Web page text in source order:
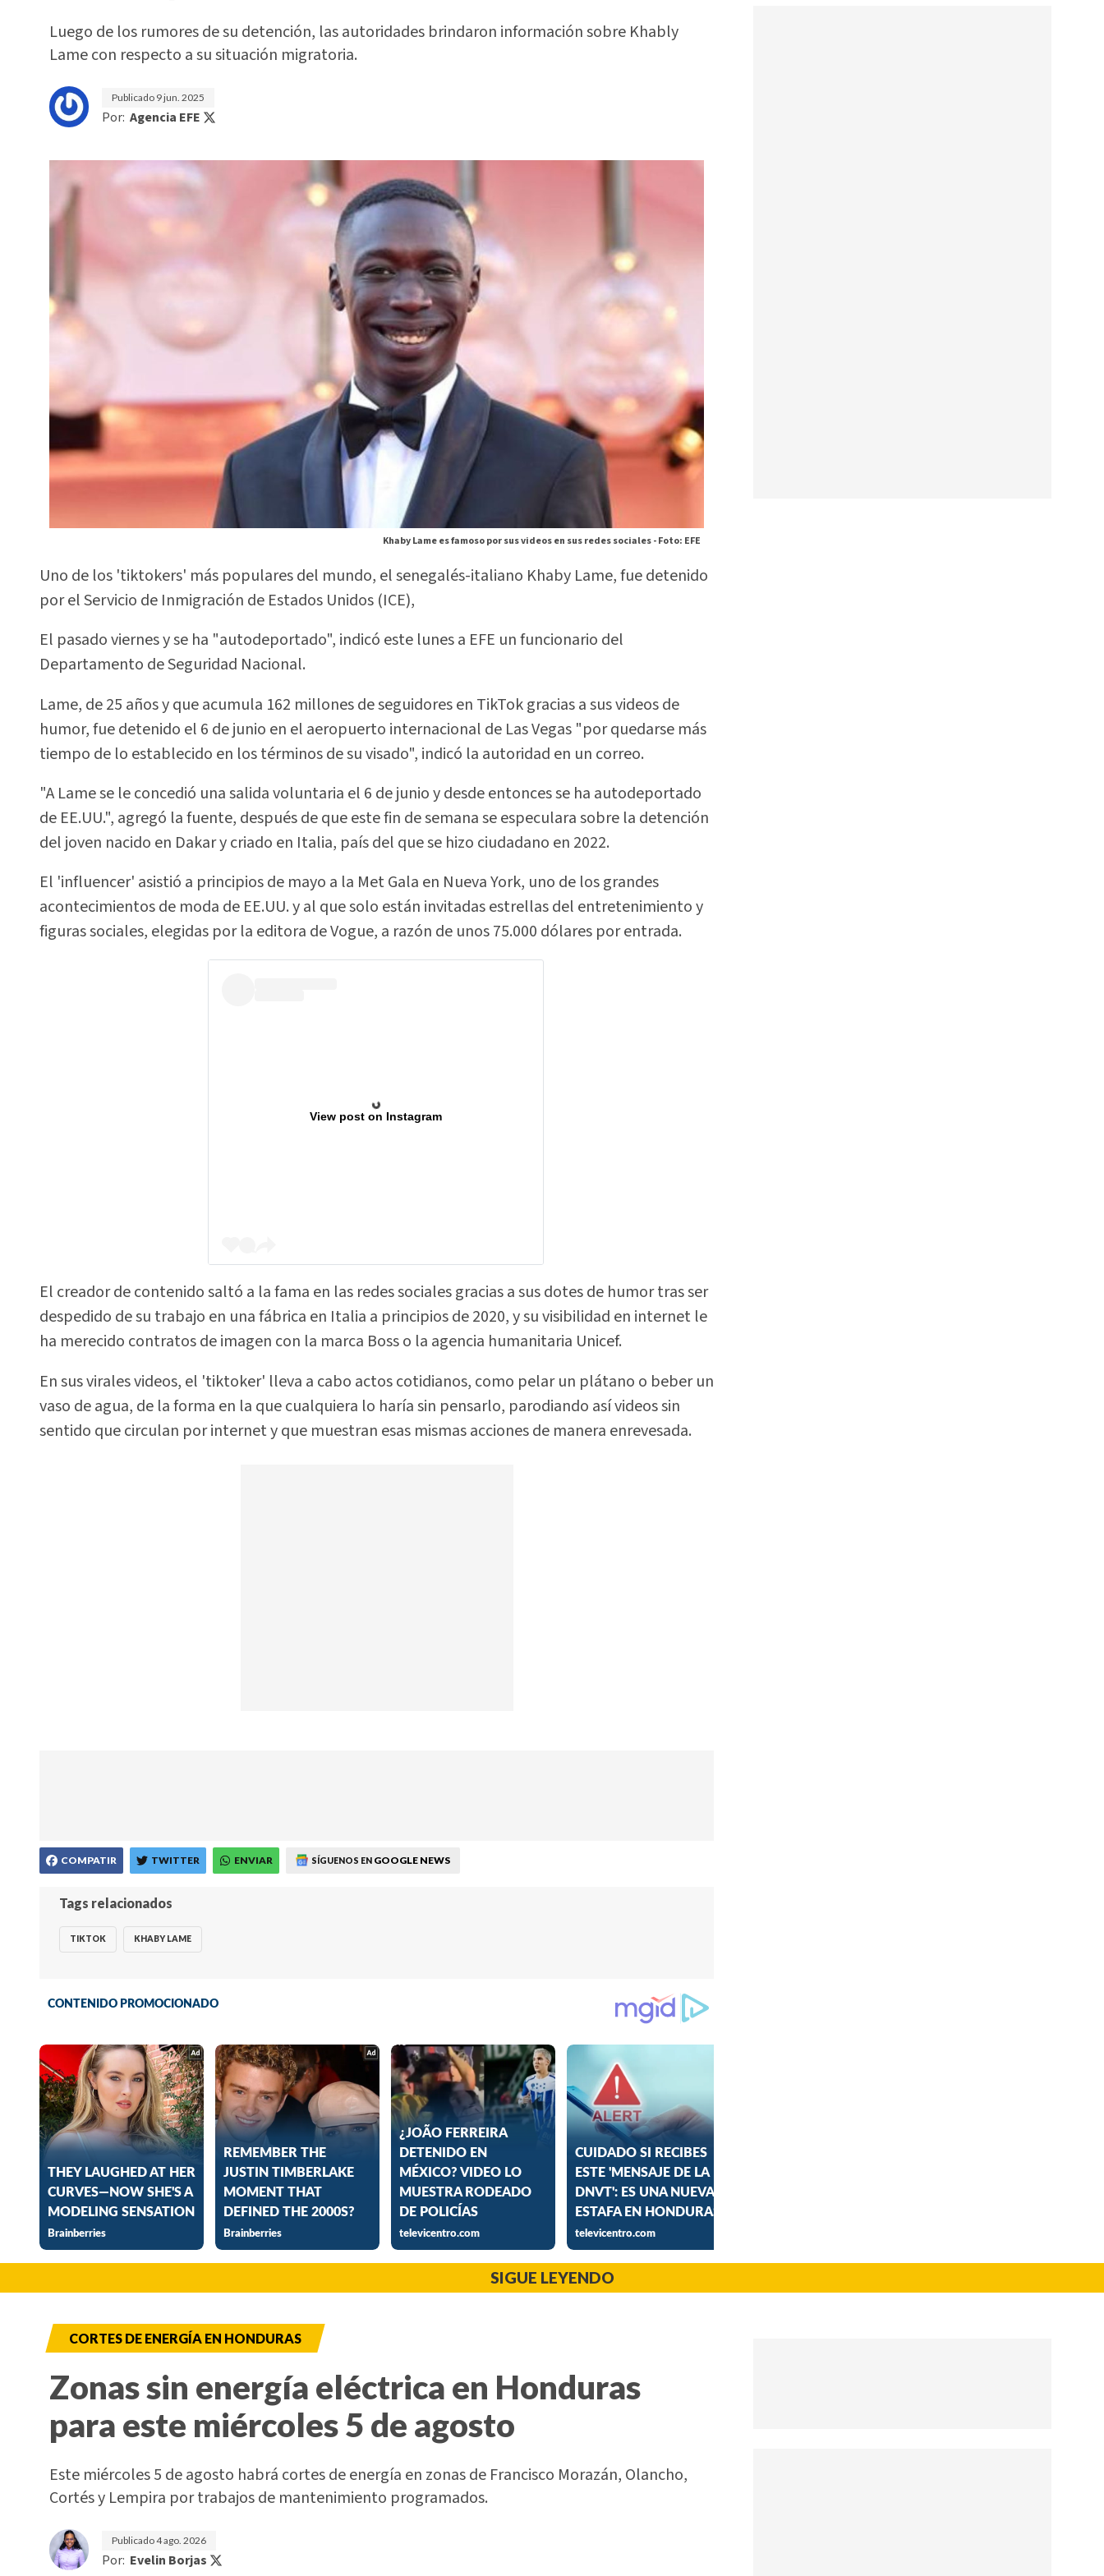
Luego de los rumores de su detención, las autoridades brindaron información sobre Khably
Lame con respecto a su situación migratoria.
Publicado 9 jun. 2025
Por: Agencia EFE
Khaby Lame es famoso por sus videos en sus redes sociales -Foto: EFE
Uno de los 'tiktokers' más populares del mundo, el senegalés-italiano Khaby Lame, fue detenido
por el Servicio de Inmigración de Estados Unidos (ICE),
El pasado viernes y se ha "autodeportado", indicó este lunes a EFE un funcionario del
Departamento de Seguridad Nacional.
Lame, de 25 años y que acumula 162 millones de seguidores en TikTok gracias a sus videos de
humor, fue detenido el 6 de junio en el aeropuerto internacional de Las Vegas "por quedarse más
tiempo de lo establecido en los términos de su visado", indicó la autoridad en un correo.
"A Lame se le concedió una salida voluntaria el 6 de junio y desde entonces se ha autodeportado
de EE.UU.", agregó la fuente, después de que este fin de semana se especulara sobre la detención
del joven nacido en Dakar y criado en Italia, país del que se hizo ciudadano en 2022.
El 'influencer' asistió a principios de mayo a la Met Gala en Nueva York, uno de los grandes
acontecimientos de moda de EE.UU. y al que solo están invitadas estrellas del entretenimiento y
figuras sociales, elegidas por la editora de Vogue, a razón de unos 75.000 dólares por entrada.
View post on Instagram
El creador de contenido saltó a la fama en las redes sociales gracias a sus dotes de humor tras ser
despedido de su trabajo en una fábrica en Italia a principios de 2020, y su visibilidad en internet le
ha merecido contratos de imagen con la marca Boss o la agencia humanitaria Unicef.
En sus virales videos, el 'tiktoker' lleva a cabo actos cotidianos, como pelar un plátano o beber un
vaso de agua, de la forma en la que cualquiera lo haría sin pensarlo, parodiando así videos sin
sentido que circulan por internet y que muestran esas mismas acciones de manera enrevesada.
COMPATIR TWITTER ENVIAR SÍGUENOS EN GOOGLE NEWS
Tags relacionados
TIKTOK KHABY LAME
SIGUE LEYENDO
CORTES DE ENERGÍA EN HONDURAS
Zonas sin energía eléctrica en Honduras
para este miércoles 5 de agosto
Este miércoles 5 de agosto habrá cortes de energía en zonas de Francisco Morazán, Olancho,
Cortés y Lempira por trabajos de mantenimiento programados.
Publicado4 ago. 2026
Por: Evelin Borjas